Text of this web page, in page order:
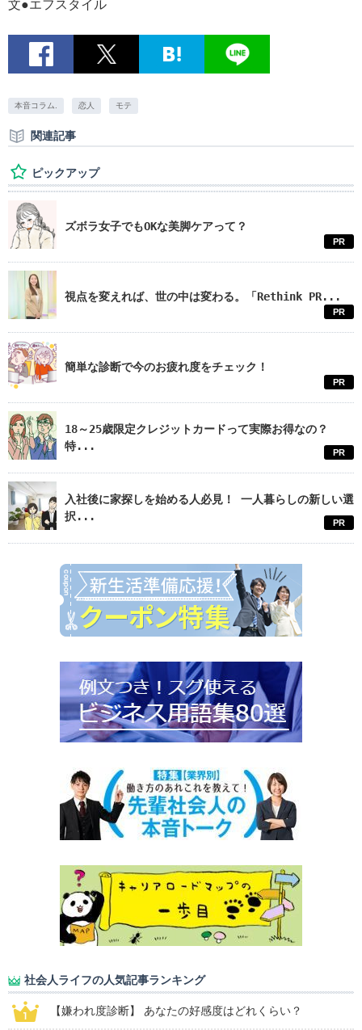
文●エフスタイル
本音コラム. 恋人 モテ
関連記事
ピックアップ
ズボラ女子でもOKな美脚ケアって？
PR
視点を変えれば、世の中は変わる。「Rethink PR...
PR
簡単な診断で今のお疲れ度をチェック！
PR
18～25歳限定クレジットカードって実際お得なの？
特...
PR
入社後に家探しを始める人必見！ 一人暮らしの新しい選
択...
PR
社会人ライフの人気記事ランキング
【嫌われ度診断】 あなたの好感度はどれくらい？